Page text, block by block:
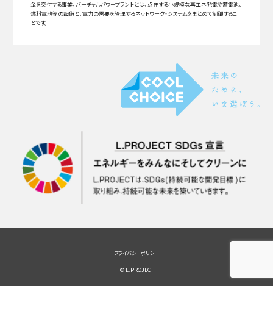
金を交付する事業。バーチャルパワープラントとは、点在する小規模な再エネ発電や蓄電池、
燃料電池等の設備と、電力の需要を管理するネットワーク・システムをまとめて制御するこ
とです。
プライバシーポリシー
© L.PROJECT